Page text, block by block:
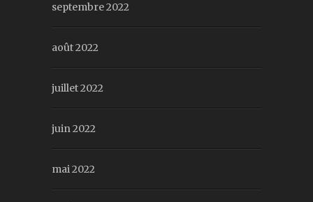
septembre 2022
août 2022
juillet 2022
juin 2022
mai 2022